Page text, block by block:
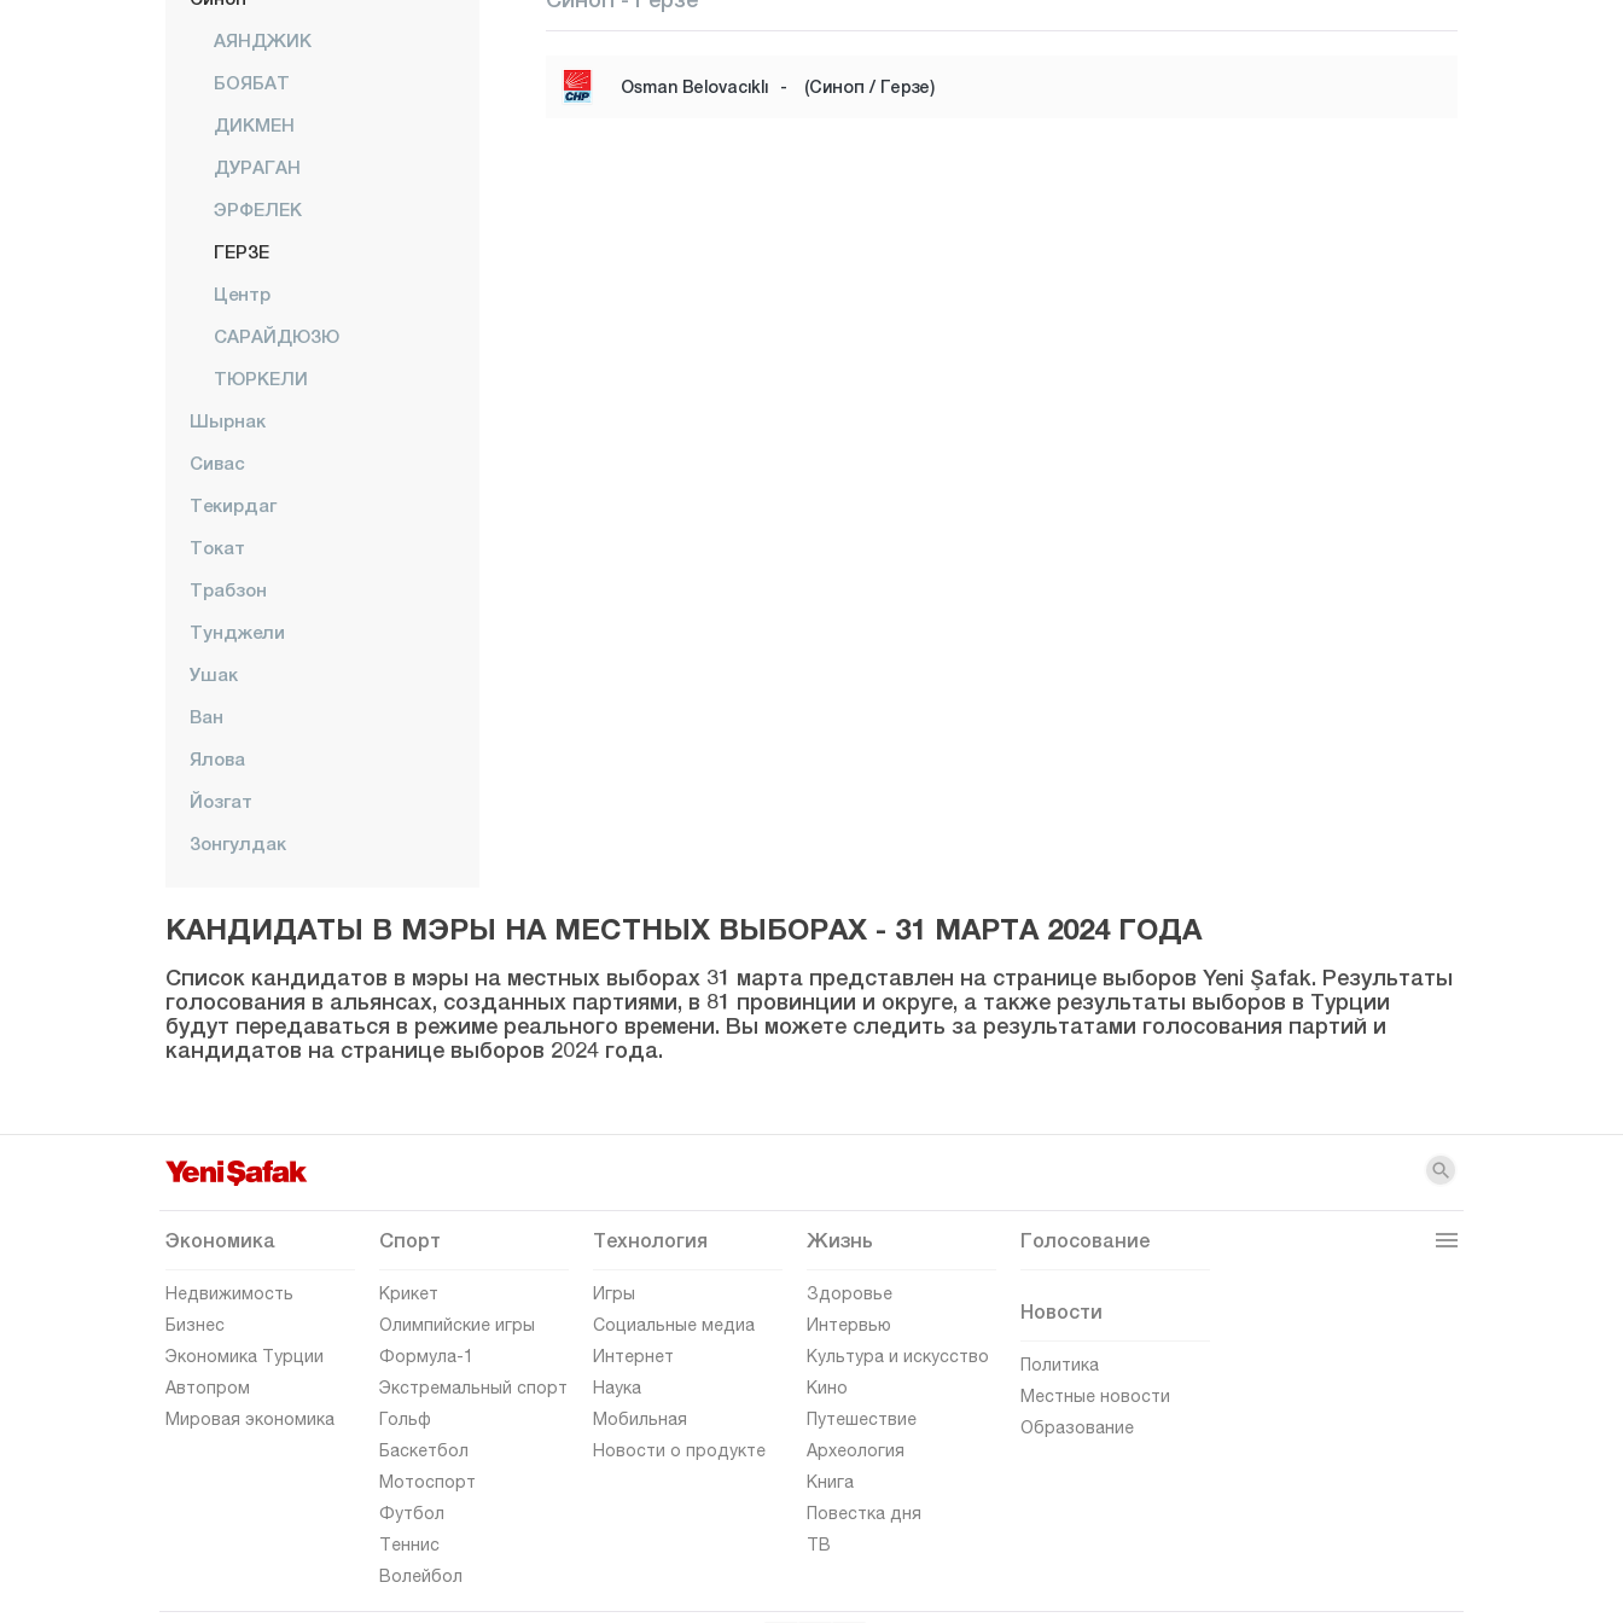
АЯНДЖИК
БОЯБАТ
ДИКМЕН
ДУРАГАН
ЭРФЕЛЕК
ГЕРЗЕ
Центр
САРАЙДЮЗЮ
ТЮРКЕЛИ
Шырнак
Сивас
Текирдаг
Токат
Трабзон
Тунджели
Ушак
Ван
Ялова
Йозгат
Зонгулдак
Osman Belovacıklı - (Синоп / Герзе)
КАНДИДАТЫ В МЭРЫ НА МЕСТНЫХ ВЫБОРАХ - 31 МАРТА 2024 ГОДА
Список кандидатов в мэры на местных выборах 31 марта представлен на странице выборов Yeni Şafak. Результаты
голосования в альянсах, созданных партиями, в 81 провинции и округе, а также результаты выборов в Турции
будут передаваться в режиме реального времени. Вы можете следить за результатами голосования партий и
кандидатов на странице выборов 2024 года.
Экономика
Недвижимость
Бизнес
Экономика Турции
Автопром
Мировая экономика
Спорт
Крикет
Олимпийские игры
Формула-1
Экстремальный спорт
Гольф
Баскетбол
Мотоспорт
Футбол
Теннис
Волейбол
Технология
Игры
Социальные медиа
Интернет
Наука
Мобильная
Новости о продукте
Жизнь
Здоровье
Интервью
Культура и искусство
Кино
Путешествие
Археология
Книга
Повестка дня
ТВ
Голосование
Новости
Политика
Местные новости
Образование